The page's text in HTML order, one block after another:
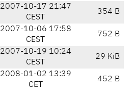
2007-10-17 21:47
CEST
354 B
2007-10-06 17:58
CEST
752 B
2007-10-19 10:24
CEST
29 KiB
2008-01-02 13:39
CET
452 B